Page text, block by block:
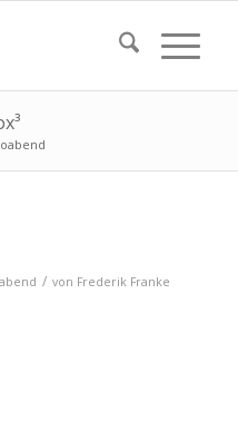
/ von Frederik Franke